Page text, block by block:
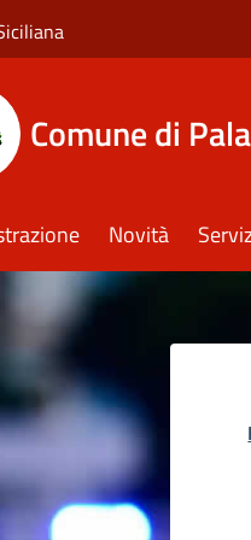
Comune di
Novità